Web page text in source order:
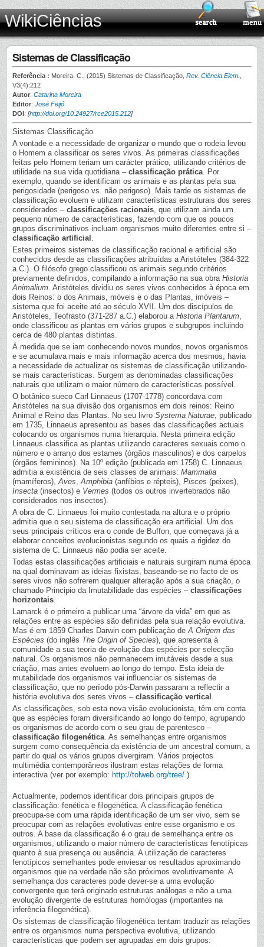
WikiCiências
Sistemas de Classificação
Referência : Moreira, C., (2015) Sistemas de Classificação, Rev. Ciência Elem.
V3(4):212
Autor: Catarina Moreira
Editor: José Feijó
DOI: [http://doi.org/10.24927/rce2015.212]
Sistemas Classificação
A vontade e a necessidade de organizar o mundo que o rodeia levou
o Homem a classificar os seres vivos. As primeiras classificações
feitas pelo Homem teriam um carácter prático, utilizando critérios de
utilidade na sua vida quotidiana – classificação prática. Por
exemplo, quando se identificam os animais e as plantas pela sua
perigosidade (perigoso vs. não perigoso). Mais tarde os sistemas de
classificação evoluem e utilizam características estruturais dos seres
considerados – classificações racionais, que utilizam ainda um
pequeno número de características, fazendo com que os poucos
grupos discriminativos incluam organismos muito diferentes entre si –
classificação artificial .
Estes primeiros sistemas de classificação racional e artificial são
conhecidos desde as classificações atribuídas a Aristóteles (384-322
a.C.). O filósofo grego classificou os animais segundo critérios
previamente definidos, compilando a informação na sua obra Historia
Animalium. Aristóteles dividiu os seres vivos conhecidos à época em
dois Reinos: o dos Animais, móveis e o das Plantas, imóveis –
sistema que foi aceite até ao século XVII. Um dos discípulos de
Aristóteles, Teofrasto (371-287 a.C.) elaborou a Historia Plantarum,
onde classificou as plantas em vários grupos e subgrupos incluindo
cerca de 480 plantas distintas.
À medida que se iam conhecendo novos mundos, novos organismos
e se acumulava mais e mais informação acerca dos mesmos, havia
a necessidade de actualizar os sistemas de classificação utilizando-
se mais características. Surgem as denominadas classificações
naturais que utilizam o maior número de características possível.
O botânico sueco Carl Linnaeus (1707-1778) concordava com
Aristóteles na sua divisão dos organismos em dois reinos: Reino
Animal e Reino das Plantas. No seu livro Systema Naturae, publicado
em 1735, Linnaeus apresentou as bases das classificações actuais
colocando os organismos numa hierarquia. Nesta primeira edição
Linnaeus classifica as plantas utilizando caracteres sexuais como o
número e o arranjo dos estames (órgãos masculinos) e dos carpelos
(órgãos femininos). Na 10º edição (publicada em 1758) C. Linnaeus
admitia a existência de seis classes de animais: Mammalia
(mamíferos),Aves,Amphibia (anfíbios e répteis), Pisces (peixes),
Insecta (insectos) e Vermes (todos os outros invertebrados não
considerados nos insectos).
A obra de C. Linnaeus foi muito contestada na altura e o próprio
admitia que o seu sistema de classificação era artificial. Um dos
seus principais críticos era o conde de Buffon, que começava já a
elaborar conceitos evolucionistas segundo os quais a rigidez do
sistema de C. Linnaeus não podia ser aceite.
Todas estas classificações artificiais e naturais surgiram numa época
na qual dominavam as ideias fixistas, baseando-se no facto de os
seres vivos não sofrerem qualquer alteração após a sua criação, o
chamado Principio da Imutabilidade das espécies – classificações
horizontais.
Lamarck é o primeiro a publicar uma “árvore da vida” em que as
relações entre as espécies são definidas pela sua relação evolutiva.
Mas é em 1859 Charles Darwin com publicação de A Origem das
Espécies (do inglês The Origin of Species), que apresenta à
comunidade a sua teoria de evolução das espécies por selecção
natural. Os organismos não permanecem imutáveis desde a sua
criação, mas antes evoluem ao longo do tempo. Esta ideia de
mutabilidade dos organismos vai influenciar os sistemas de
classificação, que no período pós-Darwin passaram a reflectir a
história evolutiva dos seres vivos – classificação vertical .
As classificações, sob esta nova visão evolucionista, têm em conta
que as espécies foram diversificando ao longo do tempo, agrupando
os organismos de acordo com o seu grau de parentesco –
classificação filogenética. As semelhanças entre organismos
surgem como consequência da existência de um ancestral comum, a
partir do qual os vários grupos divergiram. Vários projectos
multimédia contemporâneos ilustram estas relações de forma
interactiva (ver por exemplo: http://tolweb.org/tree/ ).
Actualmente, podemos identificar dois principais grupos de
classificação: fenética e filogenética. A classificação fenética
preocupa-se com uma rápida identificação de um ser vivo, sem se
preocupar com as relações evolutivas entre esse organismo e os
outros. A base da classificação é o grau de semelhança entre os
organismos, utilizando o maior número de características fenotípicas
quanto à sua presença ou ausência. A utilização de caracteres
fenotípicos semelhantes pode enviesar os resultados aproximando
organismos que na verdade não são próximos evolutivamente. A
semelhança dos caracteres pode dever-se a uma evolução
convergente que terá originado estruturas análogas e não a uma
evolução divergente de estruturas homólogas (importantes na
inferência filogenética).
Os sistemas de classificação filogenética tentam traduzir as relações
entre os organismos numa perspectiva evolutiva, utilizando
características que podem ser agrupadas em dois grupos: